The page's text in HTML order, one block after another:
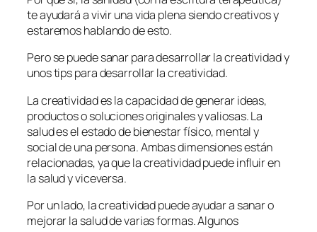
te ayudará a vivir una vida plena siendo creativos y
estaremos hablando de esto.
Pero se puede sanar para desarrollar la creatividad y
unos tips para desarrollar la creatividad.
La creatividad es la capacidad de generar ideas,
productos o soluciones originales y valiosas. La
salud es el estado de bienestar físico, mental y
social de una persona. Ambas dimensiones están
relacionadas, ya que la creatividad puede influir en
la salud y viceversa.
Por un lado, la creatividad puede ayudar a sanar o
mejorar la salud de varias formas. Algunos